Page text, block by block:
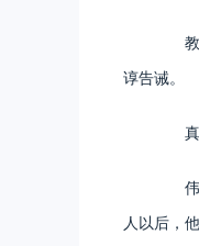
教
谆告诫。
真
伟
人以后，